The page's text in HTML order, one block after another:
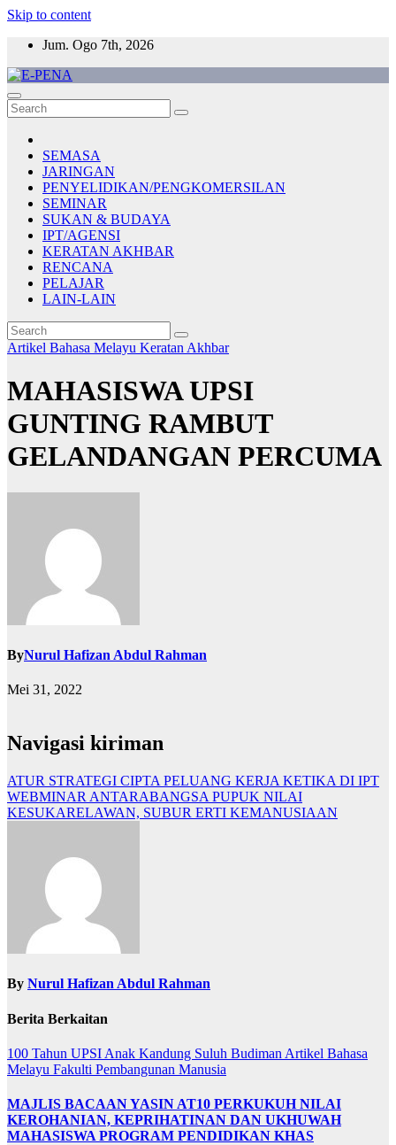
Skip to content
Jum. Ogo 7th, 2026
E-PENA
Berita Digital Terkini
SEMASA
JARINGAN
PENYELIDIKAN/PENGKOMERSILAN
SEMINAR
SUKAN & BUDAYA
IPT/AGENSI
KERATAN AKHBAR
RENCANA
PELAJAR
LAIN-LAIN
Artikel Bahasa Melayu Keratan Akhbar
MAHASISWA UPSI
GUNTING RAMBUT
GELANDANGAN PERCUMA
ByNurul Hafizan Abdul Rahman
Mei 31, 2022
Navigasi kiriman
ATUR STRATEGI CIPTA PELUANG KERJA KETIKA DI IPT
WEBMINAR ANTARABANGSA PUPUK NILAI
KESUKARELAWAN, SUBUR ERTI KEMANUSIAAN
By Nurul Hafizan Abdul Rahman
Berita Berkaitan
100 Tahun UPSI Anak Kandung Suluh Budiman Artikel Bahasa
Melayu Fakulti Pembangunan Manusia
MAJLIS BACAAN YASIN AT10 PERKUKUH NILAI
KEROHANIAN, KEPRIHATINAN DAN UKHUWAH
MAHASISWA PROGRAM PENDIDIKAN KHAS